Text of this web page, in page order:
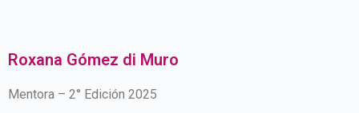
Roxana Gómez di Muro
Mentora – 2° Edición 2025